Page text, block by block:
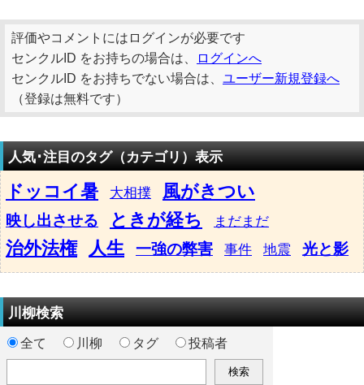
評価やコメントにはログインが必要です
センクルID をお持ちの場合は、
ログインへ
センクルID をお持ちでない場合は、 ユーザー新規登録へ
（登録は無料です）
人気･注目のタグ（カテゴリ）表示
ドッコイ暑 大相撲 風がきつい
映し出させる ときが経ち まだまだ
治外法権 人生 一強の弊害 事件 地震 光と影
川柳検索
全て 川柳 タグ 投稿者